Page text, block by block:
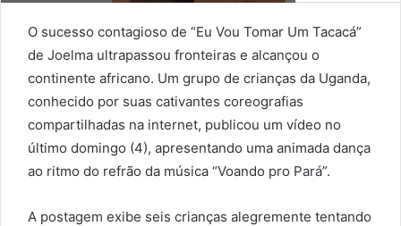
O sucesso contagioso de “Eu Vou Tomar Um Tacacá”
de Joelma ultrapassou fronteiras e alcançou o
continente africano. Um grupo de crianças da Uganda,
conhecido por suas cativantes coreografias
compartilhadas na internet, publicou um vídeo no
último domingo (4), apresentando uma animada dança
ao ritmo do refrão da música “Voando pro Pará”.
A postagem exibe seis crianças alegremente tentando